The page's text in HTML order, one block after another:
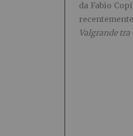
da Fabio
Valgrande tra